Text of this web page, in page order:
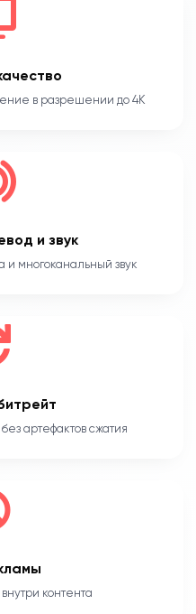
в разрешении до 4K
и звук
и многоканальный звук
артефактов сжатия
контента